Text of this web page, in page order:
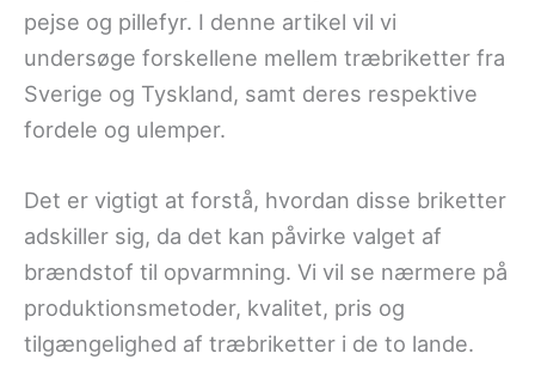
pejse og pillefyr. I denne artikel vil vi
undersøge forskellene mellem træbriketter fra
Sverige og Tyskland, samt deres respektive
fordele og ulemper.
Det er vigtigt at forstå, hvordan disse briketter
adskiller sig, da det kan påvirke valget af
brændstof til opvarmning. Vi vil se nærmere på
produktionsmetoder, kvalitet, pris og
tilgængelighed af træbriketter i de to lande.